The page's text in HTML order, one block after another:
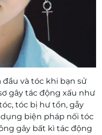
đầu và tóc khi bạn sử
gây tác động xấu như
tóc bị hư tổn, gẫy
biện pháp nối tóc
gây bất kì tác động